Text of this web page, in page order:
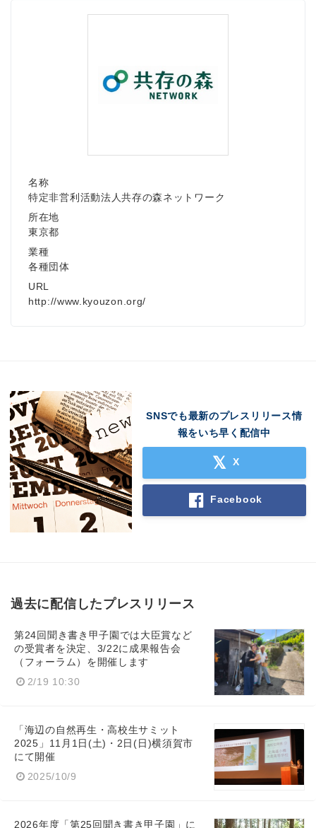
名称
特定非営利活動法人共存の森ネットワーク
所在地
東京都
業種
各種団体
URL
http://www.kyouzon.org/
SNSでも最新のプレスリリース情
報をいち早く配信中
X
Facebook
過去に配信したプレスリリース
第24回聞き書き甲子園では大臣賞など
の受賞者を決定、3/22に成果報告会
（フォーラム）を開催します
2/19 10:30
「海辺の自然再生・高校生サミット
2025」11月1日(土)・2日(日)横須賀市
にて開催
2025/10/9
2026年度「第25回聞き書き甲子園」に